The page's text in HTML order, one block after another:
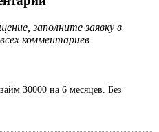
заполните заявку в
комментариев
30000 на 6 месяцев. Без